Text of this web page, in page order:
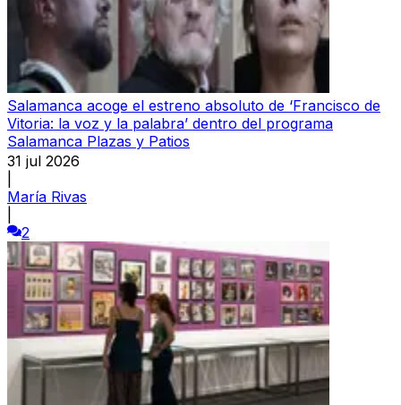
Salamanca acoge el estreno absoluto de ‘Francisco de
Vitoria: la voz y la palabra’ dentro del programa
Salamanca Plazas y Patios
31 jul 2026
María Rivas
2